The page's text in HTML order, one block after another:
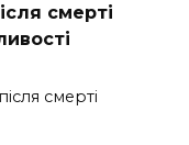
смерті
смерті